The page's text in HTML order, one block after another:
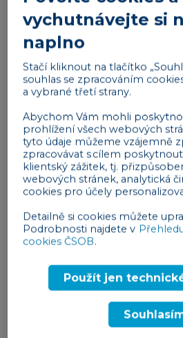
1
Út
Daň z příjmů
: Podání
příjmů a úhrada daně
(daňové přiznání
Daň z příjmů: Podání
vybírané srážkou podle
daně za zdaňovací
vychutnávejte si
naplno
Stačí kliknout na tlačítko
souhlas se zpracováním
a vybrané třetí strany.
Abychom Vám mohli
prohlížení všech webových
tyto údaje můžeme vzájemně
zpracovávat s cílem
klientský zážitek, tj.
webových stránek, analytická
cookies pro účely
Detailně si cookies můžete
Podrobnosti najdete v
cookies ČSOB.
Použít jen